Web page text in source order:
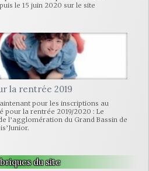
le 15 juin 2020 sur le site
la rentrée 2019
pour les inscriptions au
pour la rentrée 2019/2020 : Le
l’agglomération du Grand Bassin de
du site